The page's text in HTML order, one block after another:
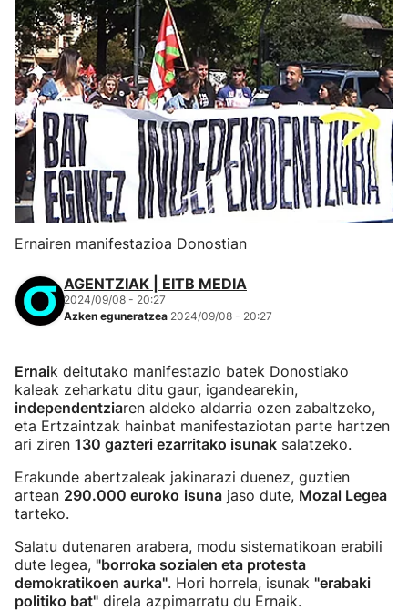
Ernairen manifestazioa Donostian
AGENTZIAK | EITB MEDIA
2024/09/08 - 20:27
Azken eguneratzea 2024/09/08 - 20:27
Ernaik deitutako manifestazio batek Donostiako
kaleak zeharkatu ditu gaur, igandearekin,
independentziaren aldeko aldarria ozen zabaltzeko,
eta Ertzaintzak hainbat manifestaziotan parte hartzen
ari ziren 130 gazteri ezarritako isunak salatzeko.
Erakunde abertzaleak jakinarazi duenez, guztien
artean 290.000 euroko isuna jaso dute, Mozal Legea
tarteko.
Salatu dutenaren arabera, modu sistematikoan erabili
dute legea, "borroka sozialen eta protesta
demokratikoen aurka". Hori horrela, isunak "erabaki
politiko bat" direla azpimarratu du Ernaik.